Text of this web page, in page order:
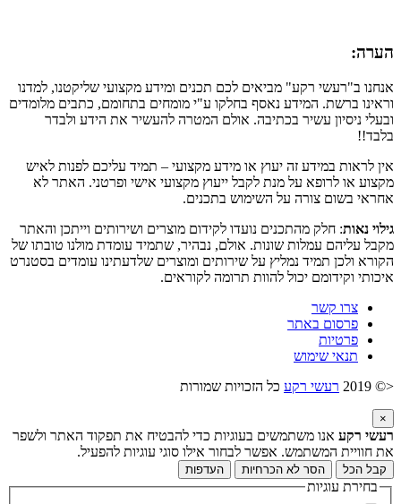
הערה:
אנחנו ב"רעשי רקע" מביאים לכם תכנים ומידע מקצועי שליקטנו, למדנו
וראינו ברשת. המידע נאסף בחלקו ע"י מומחים בתחומם, כתבים מלומדים
ובעלי ניסיון עשיר בכתיבה. אולם המטרה להעשיר את הידע ולבדר
בלבד!!
אין לראות במידע זה יעוץ או מידע מקצועי – תמיד עליכם לפנות לאיש
מקצוע או לרופא על מנת לקבל ייעוץ מקצועי אישי ופרטני. האתר לא
אחראי בשום צורה על השימוש בתכנים.
גילוי נאות: חלק מהתכנים נועדו לקידום מוצרים ושירותים וייתכן והאתר
מקבל עליהם עמלות שונות. אולם, נבהיר, שתמיד עומדת מולנו טובתו של
הקורא ולכן תמיד נמליץ על שירותים ומוצרים שלדעתינו עומדים בסטנרט
איכותי וקידומם יכול להוות תרומה לקוראים.
צרו קשר
פרסום באתר
פרטיות
תנאי שימוש
<© 2019
רעשי רקע כל הזכויות שמורות
×
רעשי רקע אנו משתמשים בעוגיות כדי להבטיח את תפקוד האתר ולשפר
את חוויית המשתמש. אפשר לבחור אילו סוגי עוגיות להפעיל.
קבל הכל הסר לא הכרחיות העדפות
בחירת עוגיות